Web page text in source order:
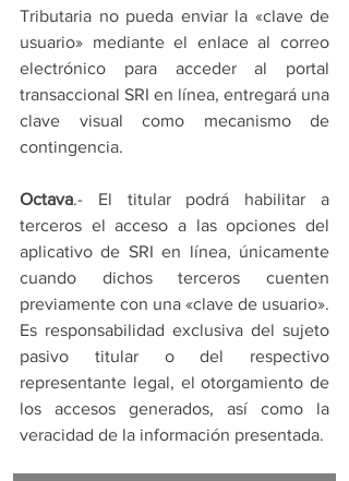
Tributaria no pueda enviar la «clave de
usuario» mediante el enlace al correo
electrónico para acceder al portal
transaccional SRI en línea, entregará una
clave visual como mecanismo de
contingencia.
Octava.- El titular podrá habilitar a
terceros el acceso a las opciones del
aplicativo de SRI en línea, únicamente
cuando dichos terceros cuenten
previamente con una «clave de usuario».
Es responsabilidad exclusiva del sujeto
pasivo titular o del respectivo
representante legal, el otorgamiento de
los accesos generados, así como la
veracidad de la información presentada.